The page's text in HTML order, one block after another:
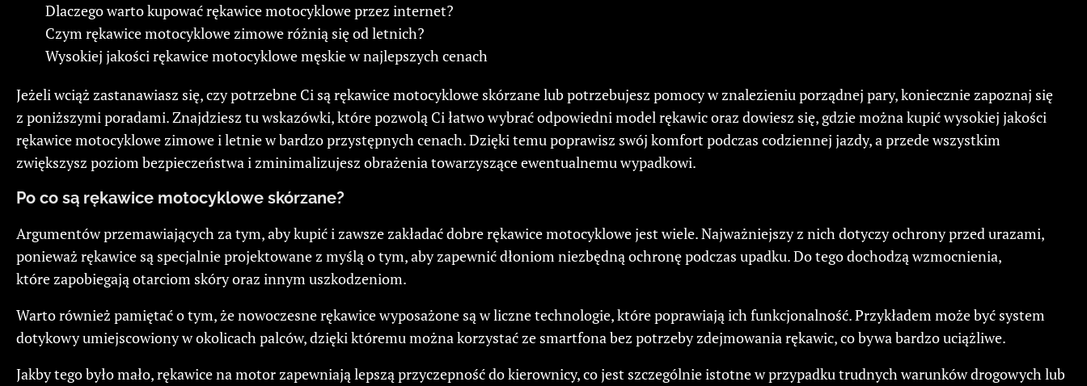
Dlaczego warto kupować rękawice motocyklowe przez internet?
Czym rękawice motocyklowe zimowe różnią się od letnich?
Wysokiej jakości rękawice motocyklowe męskie w najlepszych cenach
Jeżeli wciąż zastanawiasz się, czy potrzebne Ci są rękawice motocyklowe skórzane lub potrzebujesz pomocy w znalezieniu porządnej pary, koniecznie zapoznaj się
z poniższymi poradami. Znajdziesz tu wskazówki, które pozwolą Ci łatwo wybrać odpowiedni model rękawic oraz dowiesz się, gdzie można kupić wysokiej jakości
rękawice motocyklowe zimowe i letnie w bardzo przystępnych cenach. Dzięki temu poprawisz swój komfort podczas codziennej jazdy, a przede wszystkim
zwiększysz poziom bezpieczeństwa i zminimalizujesz obrażenia towarzyszące ewentualnemu wypadkowi.
Po co są rękawice motocyklowe skórzane?
Argumentów przemawiających za tym, aby kupić i zawsze zakładać dobre rękawice motocyklowe jest wiele. Najważniejszy z nich dotyczy ochrony przed urazami,
ponieważ rękawice są specjalnie projektowane z myślą o tym, aby zapewnić dłoniom niezbędną ochronę podczas upadku. Do tego dochodzą wzmocnienia,
które zapobiegają otarciom skóry oraz innym uszkodzeniom.
Warto również pamiętać o tym, że nowoczesne rękawice wyposażone są w liczne technologie, które poprawiają ich funkcjonalność. Przykładem może być system
dotykowy umiejscowiony w okolicach palców, dzięki któremu można korzystać ze smartfona bez potrzeby zdejmowania rękawic, co bywa bardzo uciążliwe.
Jakby tego było mało, rękawice na motor zapewniają lepszą przyczepność do kierownicy, co jest szczególnie istotne w przypadku trudnych warunków drogowych lub